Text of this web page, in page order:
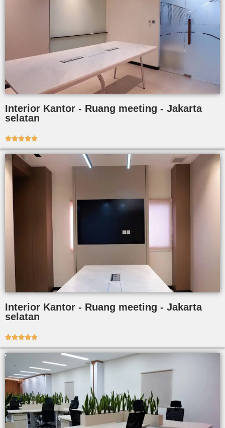
Interior Kantor - Ruang meeting - Jakarta
selatan

Interior Kantor - Ruang meeting - Jakarta
selatan
